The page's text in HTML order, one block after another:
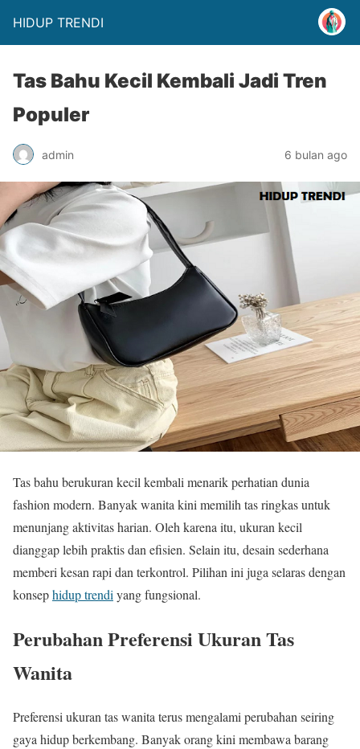
HIDUP TRENDI
Tas Bahu Kecil Kembali Jadi Tren
Populer
admin 6 bulan ago
Tas bahu berukuran kecil kembali menarik perhatian dunia
fashion modern. Banyak wanita kini memilih tas ringkas untuk
menunjang aktivitas harian. Oleh karena itu, ukuran kecil
dianggap lebih praktis dan efisien. Selain itu, desain sederhana
memberi kesan rapi dan terkontrol. Pilihan ini juga selaras dengan
konsephidup trendi yang fungsional.
Perubahan Preferensi Ukuran Tas
Wanita
Preferensi ukuran tas wanita terus mengalami perubahan seiring
gaya hidup berkembang. Banyak orang kini membawa barang